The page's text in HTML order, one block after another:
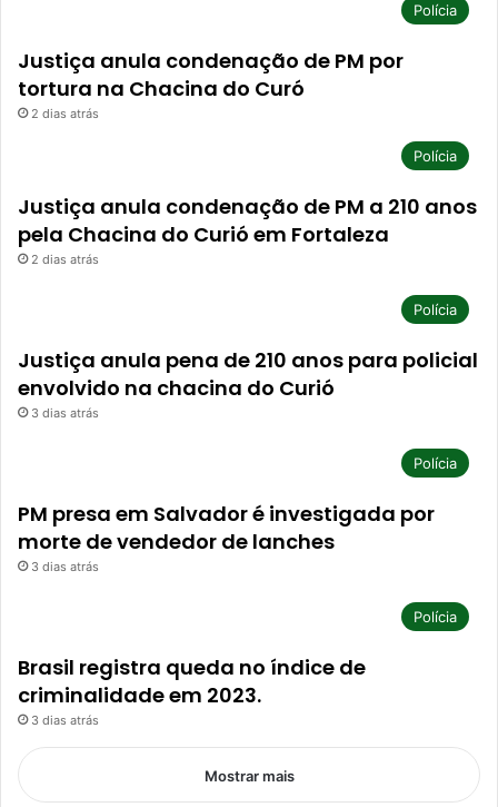
Polícia
Justiça anula condenação de PM por
tortura na Chacina do Curó
2 dias atrás
Polícia
Justiça anula condenação de PM a 210 anos
pela Chacina do Curió em Fortaleza
2 dias atrás
Polícia
Justiça anula pena de 210 anos para policial
envolvido na chacina do Curió
3 dias atrás
Polícia
PM presa em Salvador é investigada por
morte de vendedor de lanches
3 dias atrás
Polícia
Brasil registra queda no índice de
criminalidade em 2023.
3 dias atrás
Mostrar mais